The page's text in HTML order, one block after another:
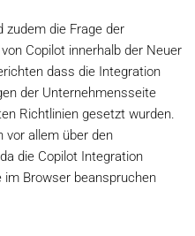
die Frage der
Copilot innerhalb der Neuer
dass die Integration
der Unternehmensseite
Richtlinien gesetzt wurden.
vor allem über den
die Copilot Integration
Browser beanspruchen